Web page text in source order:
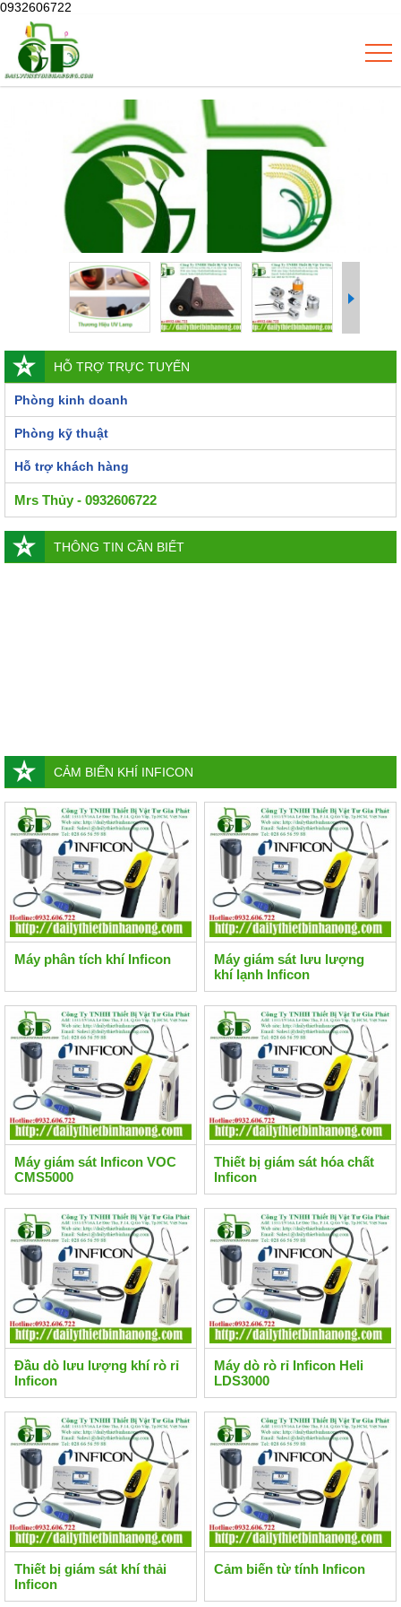
0932606722
HỖ TRỢ TRỰC TUYẾN
Phòng kinh doanh
Phòng kỹ thuật
Hỗ trợ khách hàng
Mrs Thủy - 0932606722
THÔNG TIN CẦN BIẾT
CẢM BIẾN KHÍ INFICON
Máy phân tích khí Inficon
Máy giám sát lưu lượng
khí lạnh Inficon
Máy giám sát Inficon VOC
CMS5000
Thiết bị giám sát hóa chất
Inficon
Đầu dò lưu lượng khí rò rỉ
Inficon
Máy dò rò rỉ Inficon Heli
LDS3000
Thiết bị giám sát khí thải
Inficon
Cảm biến từ tính Inficon